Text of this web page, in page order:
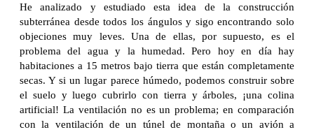
He analizado y estudiado esta idea de la construcción
subterránea desde todos los ángulos y sigo encontrando solo
objeciones muy leves. Una de ellas, por supuesto, es el
problema del agua y la humedad. Pero hoy en día hay
habitaciones a 15 metros bajo tierra que están completamente
secas. Y si un lugar parece húmedo, podemos construir sobre
el suelo y luego cubrirlo con tierra y árboles, ¡una colina
artificial! La ventilación no es un problema; en comparación
con la ventilación de un túnel de montaña o un avión a